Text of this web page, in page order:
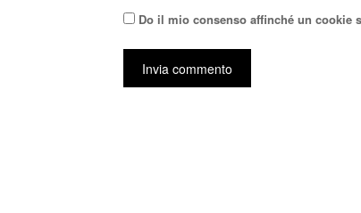
Do il mio consenso affinché un cookie